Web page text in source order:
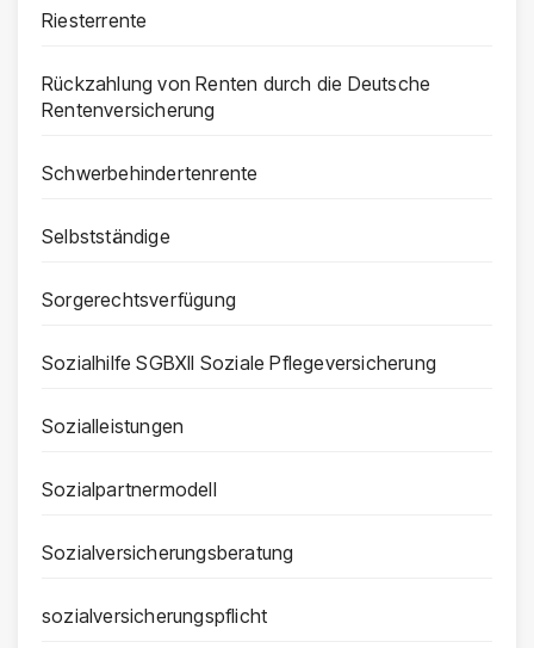
Riesterrente
Rückzahlung von Renten durch die Deutsche
Rentenversicherung
Schwerbehindertenrente
Selbstständige
Sorgerechtsverfügung
Sozialhilfe SGBXII Soziale Pflegeversicherung
Sozialleistungen
Sozialpartnermodell
Sozialversicherungsberatung
sozialversicherungspflicht